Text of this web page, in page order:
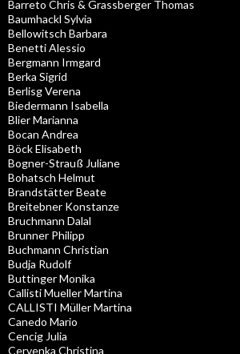
Barreto Chris & Grassberger Thomas
Baumhackl Sylvia
Bellowitsch Barbara
Benetti Alessio
Bergmann Irmgard
Berka Sigrid
Berlisg Verena
Biedermann Isabella
Blier Marianna
Bocan Andrea
Böck Elisabeth
Bogner-Strauß Juliane
Bohatsch Helmut
Brandstätter Beate
Breitebner Konstanze
Bruchmann Dalal
Brunner Philipp
Buchmann Christian
Budja Rudolf
Buttinger Monika
Callisti Mueller Martina
CALLISTI Müller Martina
Canedo Mario
Cencig Julia
Cervenka Christina